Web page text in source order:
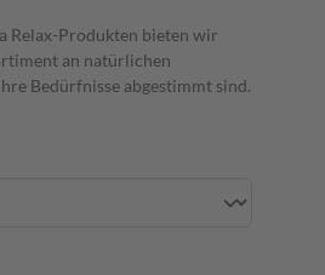
Relax-Produkten bieten wir
an natürlichen
Bedürfnisse abgestimmt sind.